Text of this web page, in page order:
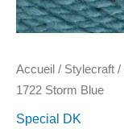
Accueil / Stylecraft /
1722 Storm Blue
Special DK